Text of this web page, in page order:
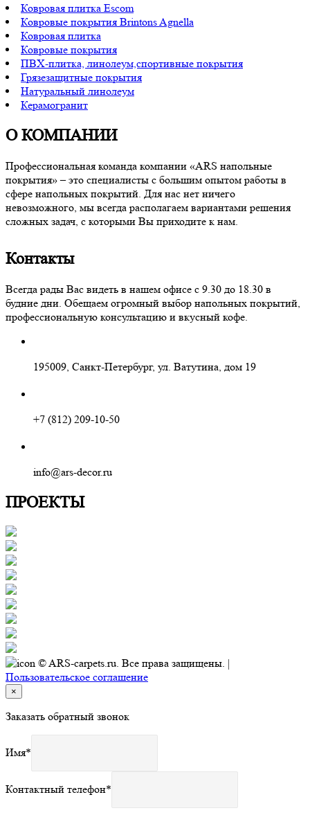
Ковровая плитка Escom
Ковровые покрытия Brintons Agnella
Ковровая плитка
Ковровые покрытия
ПВХ-плитка, линолеум,спортивные покрытия
Грязезащитные покрытия
Натуральный линолеум
Керамогранит
О КОМПАНИИ
Профессиональная команда компании «ARS напольные
покрытия» – это специалисты с большим опытом работы в
сфере напольных покрытий. Для нас нет ничего
невозможного, мы всегда располагаем вариантами решения
сложных задач, с которыми Вы приходите к нам.
Контакты
Всегда рады Вас видеть в нашем офисе с 9.30 до 18.30 в
будние дни. Обещаем огромный выбор напольных покрытий,
профессиональную консультацию и вкусный кофе.
195009, Санкт-Петербург, ул. Ватутина, дом 19
+7 (812) 209-10-50
info@ars-decor.ru
ПРОЕКТЫ
© ARS-carpets.ru. Все права защищены. |
Пользовательское соглашение
×
Заказать обратный звонок
Имя*
Контактный телефон*